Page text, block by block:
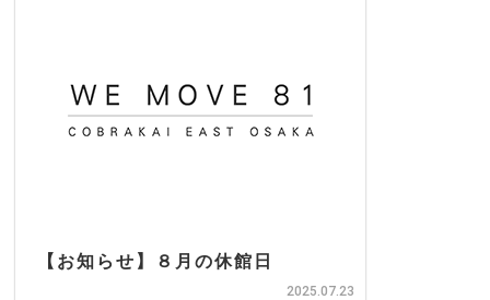
【お知らせ】８月の休館日
2025.07.23